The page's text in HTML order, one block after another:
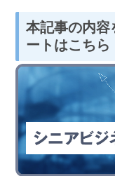
本記事の内容
ートはこちら